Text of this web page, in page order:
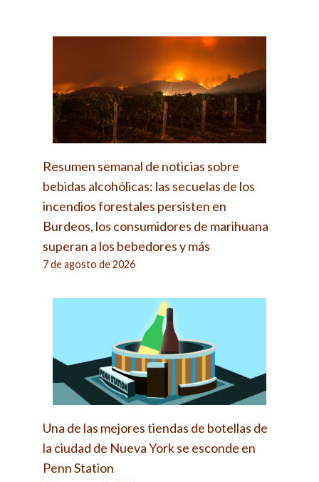
Resumen semanal de noticias sobre
bebidas alcohólicas: las secuelas de los
incendios forestales persisten en
Burdeos, los consumidores de marihuana
superan a los bebedores y más
7 de agosto de 2026
Una de las mejores tiendas de botellas de
la ciudad de Nueva York se esconde en
Penn Station